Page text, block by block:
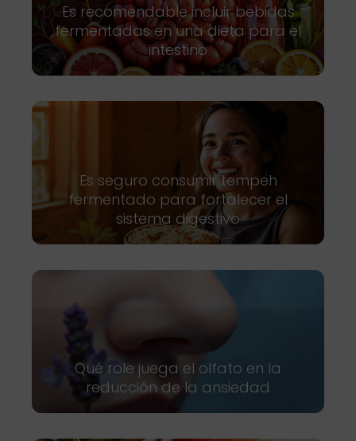
Es recomendable incluir bebidas
fermentadas en una dieta para el
intestino
Es seguro consumir tempeh
fermentado para fortalecer el
sistema digestivo
Qué role juega el olfato en la
reducción de la ansiedad